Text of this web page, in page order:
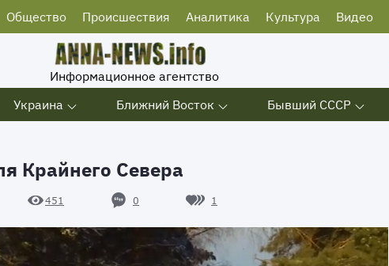
Общество Происшествия Аналитика Культура Видео
Информационное агентство
Украина Ближний Восток Бывший СССР
Крайнего Севера
451 0 1